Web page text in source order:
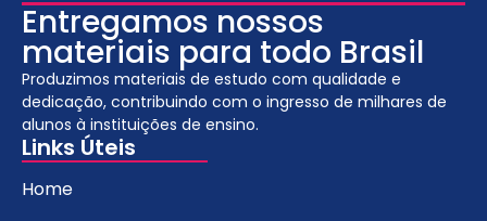
Entregamos nossos
materiais para todo Brasil
Produzimos materiais de estudo com qualidade e
dedicação, contribuindo com o ingresso de milhares de
alunos à instituições de ensino.
Links Úteis
Home